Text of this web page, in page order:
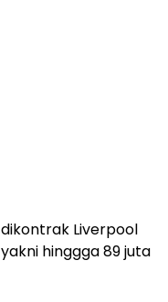
Liverpool
hinggga 89 juta